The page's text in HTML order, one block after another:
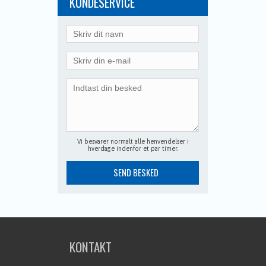
Vi besvarer normalt alle henvendelser i
hverdage indenfor et par timer.
KONTAKT